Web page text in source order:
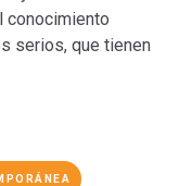
conocimiento
serios, que tienen